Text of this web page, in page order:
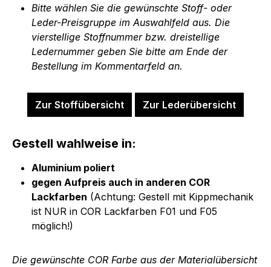
Bitte wählen Sie die gewünschte Stoff- oder
Leder-Preisgruppe im Auswahlfeld aus. Die
vierstellige Stoffnummer bzw. dreistellige
Ledernummer geben Sie bitte am Ende der
Bestellung im Kommentarfeld an.
Zur Stoffübersicht Zur Lederübersicht
Gestell wahlweise in:
Aluminium poliert
gegen Aufpreis auch in anderen COR
Lackfarben (Achtung: Gestell mit Kippmechanik
ist NUR in COR Lackfarben F01 und F05
möglich!)
Die gewünschte COR Farbe aus der Materialübersicht